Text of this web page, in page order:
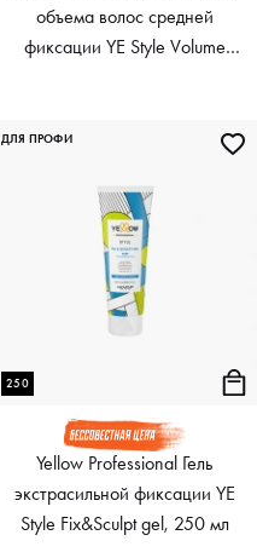
объема волос средней
фиксации YE Style Volume
250
Yellow Professional Гель
экстрасильной фиксации YE
Style Fix&Sculpt gel, 250 мл
ДЛЯ ПРОФИ